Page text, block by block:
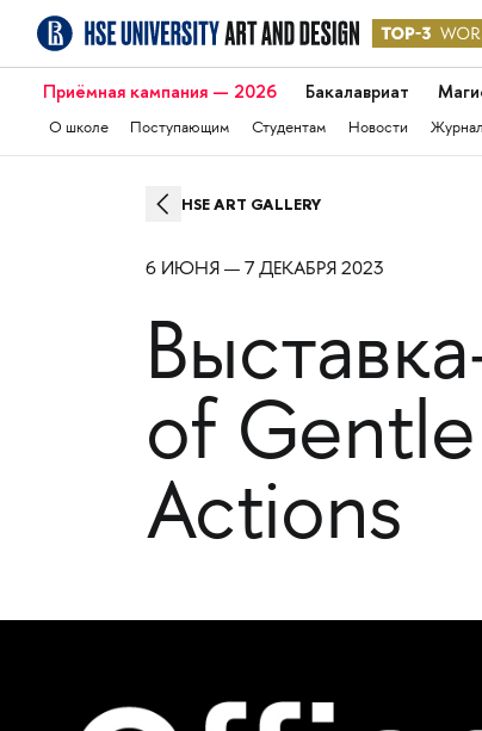
Приёмная кампания — 2026 Бакалавриат
О школе Поступающим Студентам Новости Журнал
HSE ART GALLERY
6 ИЮНЯ — 7 ДЕКАБРЯ 2023
of
Actions